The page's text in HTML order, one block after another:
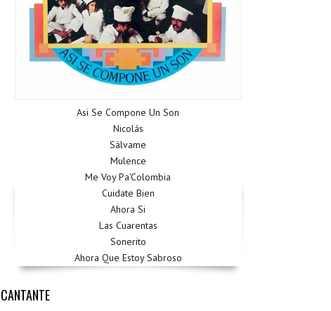
Asi Se Compone Un Son
Nicolás
Sálvame
Mulence
Me Voy Pa'Colombia
Cuidate Bien
Ahora Si
Las Cuarentas
Sonerito
Ahora Que Estoy Sabroso
CANTANTE